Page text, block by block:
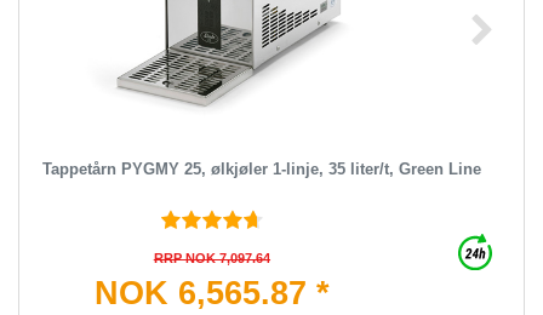
Tappetårn PYGMY 25, ølkjøler 1-linje, 35 liter/t, Green Line
RRP NOK 7,097.64
NOK 6,565.87 *